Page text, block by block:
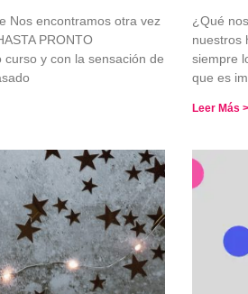
Nos encontramos otra vez
PRONTO
curso y con la sensación de
¿Qué
nuestros
siempre
que es
Leer Más